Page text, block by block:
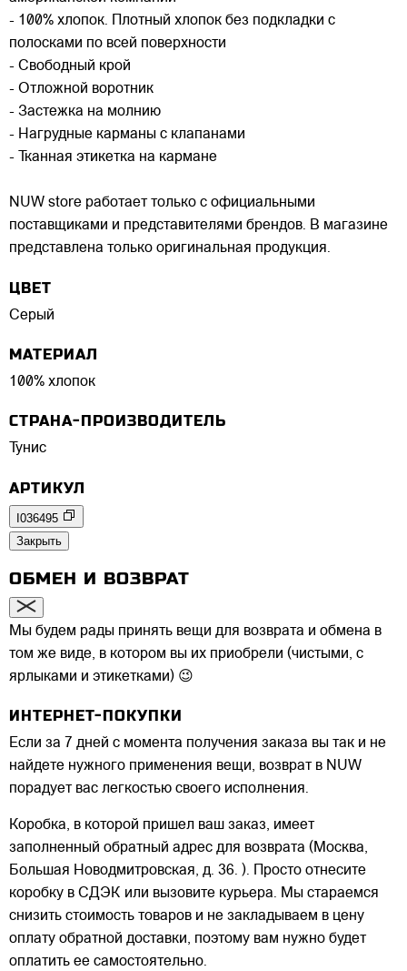
- 100% хлопок. Плотный хлопок без подкладки с
полосками по всей поверхности
- Свободный крой
- Отложной воротник
- Застежка на молнию
- Нагрудные карманы с клапанами
- Тканная этикетка на кармане
NUW store работает только с официальными
поставщиками и представителями брендов. В магазине
представлена только оригинальная продукция.
ЦВЕТ
Серый
МАТЕРИАЛ
100% хлопок
СТРАНА-ПРОИЗВОДИТЕЛЬ
Тунис
АРТИКУЛ
I036495
Закрыть
ОБМЕН И ВОЗВРАТ
Мы будем рады принять вещи для возврата и обмена в
том же виде, в котором вы их приобрели (чистыми, с
ярлыками и этикетками) 😉
ИНТЕРНЕТ-ПОКУПКИ
Если за 7 дней с момента получения заказа вы так и не
найдете нужного применения вещи, возврат в NUW
порадует вас легкостью своего исполнения.
Коробка, в которой пришел ваш заказ, имеет
заполненный обратный адрес для возврата (Москва,
Большая Новодмитровская, д. 36. ). Просто отнесите
коробку в СДЭК или вызовите курьера. Мы стараемся
снизить стоимость товаров и не закладываем в цену
оплату обратной доставки, поэтому вам нужно будет
оплатить ее самостоятельно.